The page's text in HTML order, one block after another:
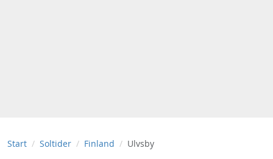
Start Soltider Finland Ulvsby